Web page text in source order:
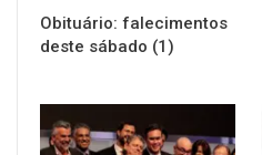
Obituário: falecimentos
deste sábado (1)
NOTÍCIAS